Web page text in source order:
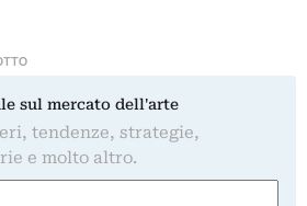
sul mercato dell'arte
tendenze, strategie,
e molto altro.